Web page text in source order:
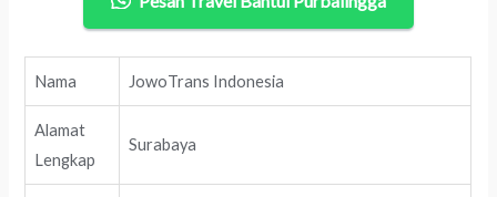
Nama JowoTrans Indonesia
Alamat
Lengkap
Surabaya